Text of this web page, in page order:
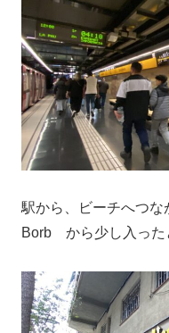
駅から、ビーチへつ
Borb から少し入った